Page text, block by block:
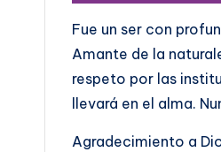
Fue un ser con
Amante de la
respeto por las
llevará en el alma.
Agradecimiento a